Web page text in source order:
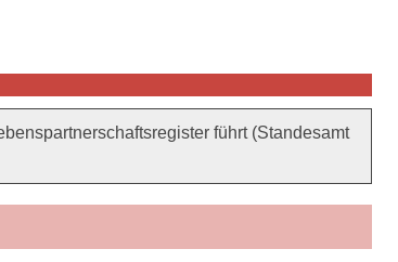
führt (Standesamt